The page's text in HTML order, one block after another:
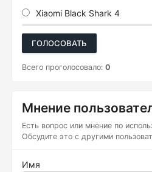
Xiaomi Black Shark 4
ГОЛОСОВАТЬ
Всего проголосовало: 0
Мнение
Есть вопрос или мнение по
Обсудите это с другими
Имя